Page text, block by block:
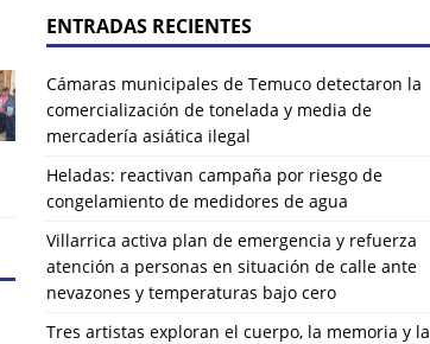
ENTRADAS RECIENTES
Cámaras municipales de Temuco detectaron la
comercialización de tonelada y media de
mercadería asiática ilegal
Heladas: reactivan campaña por riesgo de
congelamiento de medidores de agua
Villarrica activa plan de emergencia y refuerza
atención a personas en situación de calle ante
nevazones y temperaturas bajo cero
Tres artistas exploran el cuerpo, la memoria y la